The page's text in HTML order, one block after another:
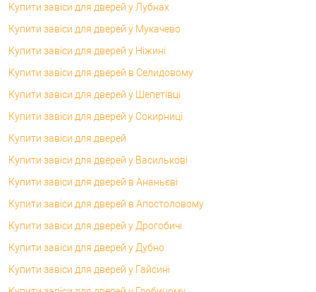
Купити завіси для дверей у Лубнах
Купити завіси для дверей у Мукачево
Купити завіси для дверей у Ніжині
Купити завіси для дверей в Селидовому
Купити завіси для дверей у Шепетівці
Купити завіси для дверей у Сокирниці
Купити завіси для дверей
Купити завіси для дверей у Василькові
Купити завіси для дверей в Ананьєві
Купити завіси для дверей в Апостоловому
Купити завіси для дверей у Дрогобичі
Купити завіси для дверей у Дубно
Купити завіси для дверей у Гайсині